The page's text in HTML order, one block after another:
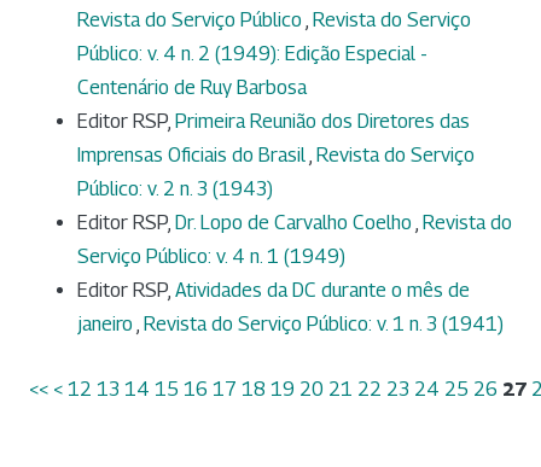
Revista do Serviço Público , Revista do Serviço
Público: v. 4 n. 2 (1949): Edição Especial -
Centenário de Ruy Barbosa
Editor RSP, Primeira Reunião dos Diretores das
Imprensas Oficiais do Brasil, Revista do Serviço
Público: v. 2 n. 3 (1943)
Editor RSP, Dr. Lopo de Carvalho Coelho , Revista do
Serviço Público: v. 4 n. 1 (1949)
Editor RSP, Atividades da DC durante o mês de
janeiro , Revista do Serviço Público: v. 1 n. 3 (1941)
<< < 12 13 14 15 16 17 18 19 20 21 22 23 24 25 26 27